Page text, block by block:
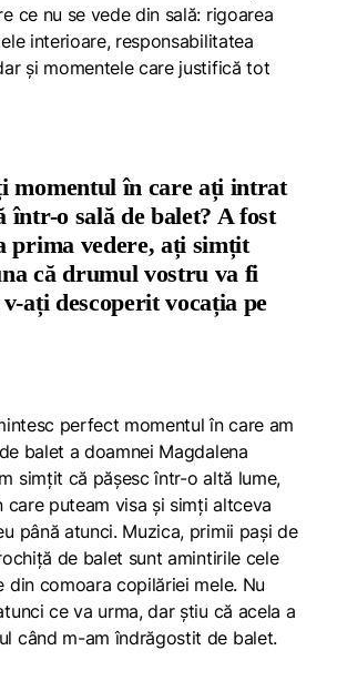
ce nu se vede din sală: rigoarea
interioare, responsabilitatea
și momentele care justifică tot
momentul în care ați intrat
într-o sală de balet? A fost
prima vedere, ați simțit
că drumul vostru va fi
v-ați descoperit vocația pe
perfect momentul în care am
balet a doamnei Magdalena
simțit că pășesc într-o altă lume,
care puteam visa și simți altceva
până atunci. Muzica, primii pași de
de balet sunt amintirile cele
din comoara copilăriei mele. Nu
ce va urma, dar știu că acela a
când m-am îndrăgostit de balet.